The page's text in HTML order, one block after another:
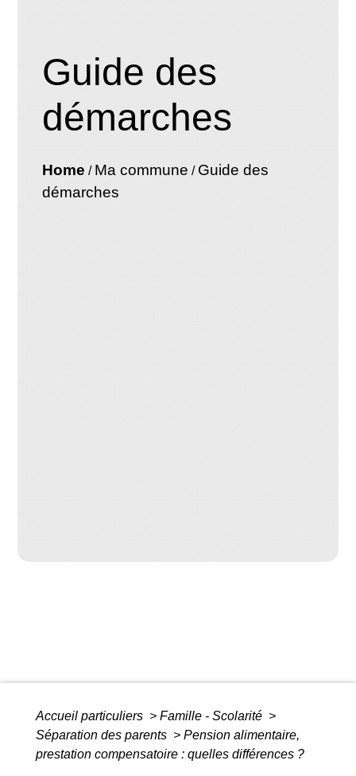
Guide des
démarches
Home / Ma commune / Guide des
démarches
Accueil particuliers > Famille - Scolarité >
Séparation des parents > Pension alimentaire,
prestation compensatoire : quelles différences ?